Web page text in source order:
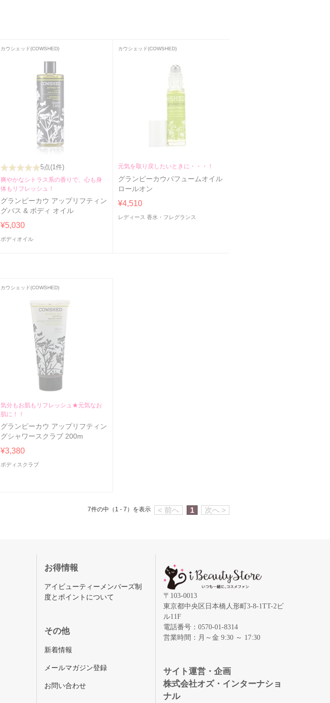
カウシェッド(COWSHED)
5点(1件)
爽やかなシトラス系の香りで、心も身
体もリフレッシュ！
グランピーカウ アップリフティン
グバス & ボディ オイル
¥5,030
ボディオイル
カウシェッド(COWSHED)
元気を取り戻したいときに・・・！
グランピーカウパフュームオイル
ロールオン
¥4,510
レディース 香水・フレグランス
カウシェッド(COWSHED)
気分もお肌もリフレッシュ★元気なお
肌に！！
グランピーカウ アップリフティン
グシャワースクラブ 200m
¥3,380
ボディスクラブ
< 前へ 1 次へ >
7件の中（1 - 7）を表示
お得情報
アイビューティーメンバーズ制
度とポイントについて
その他
新着情報
メールマガジン登録
お問い合わせ
〒103-0013
東京都中央区日本橋人形町3-8-1TT-2ビ
ル11F
電話番号：0570-01-8314
営業時間：月～金 9:30 ～ 17:30
サイト運営・企画
株式会社オズ・インターナショ
ナル